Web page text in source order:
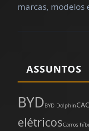
marcas, modelos
ASSUNTOS
BYD BYD Dolphin
elétricosCarros